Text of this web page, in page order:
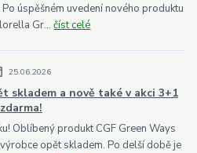
úspěšném uvedení nového produktu
Gr...číst celé
25.06.2026
skladem a nově také v akci 3+1
zdarma!
Oblíbený produkt CGF Green Ways
opět skladem. Po delší době je